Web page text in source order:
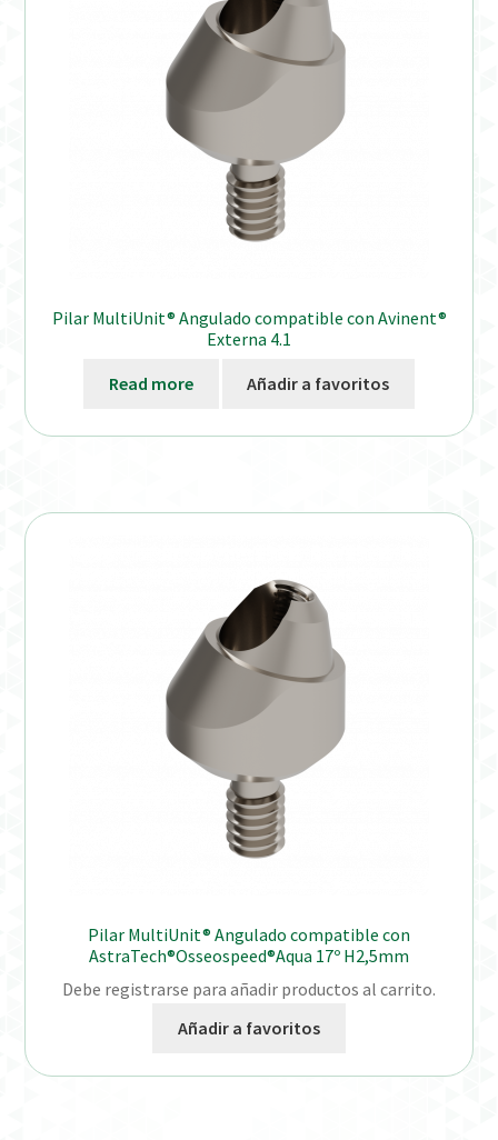
Pilar MultiUnit® Angulado compatible con Avinent®
Externa 4.1
Read more Añadir a favoritos
Pilar MultiUnit® Angulado compatible con
AstraTech®Osseospeed®Aqua 17º H2,5mm
Debe registrarse para añadir productos al carrito.
Añadir a favoritos